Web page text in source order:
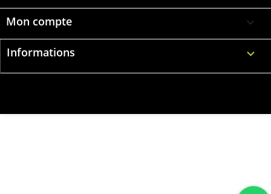
Mon compte 
Informations keyboard_arrow_down